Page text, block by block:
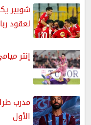
شوبير
لعقود
إنتر
مدرب
الأول